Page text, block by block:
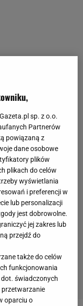
sp. z o.o.
Partnerów
powiązaną z
dane osobowe
plików
plikach do celów
wyświetlania
i preferencji w
lub personalizacji
jest dobrowolne.
jej zakres lub
przejdź do
także do celów
funkcjonowania
dot. świadczonych
przetwarzanie
oparciu o